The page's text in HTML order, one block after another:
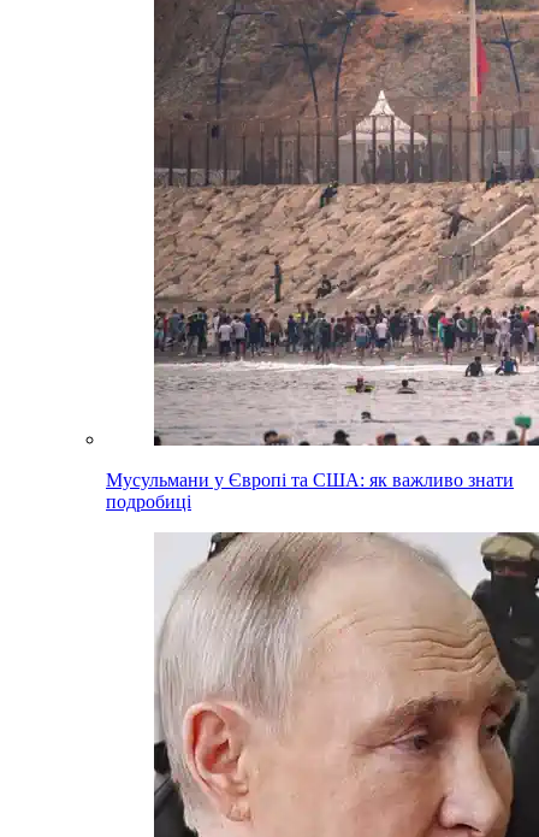
Мусульмани у Європі та США: як важливо знати
подробиці